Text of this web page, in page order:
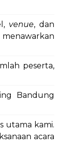
venue, dan
peserta,
Bandung
utama kami.
acara